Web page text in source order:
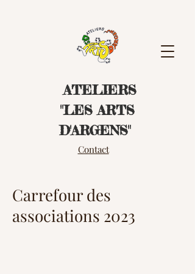
ATELIERS
"LES ARTS
D'ARGENS"
Contact
Carrefour des
associations 2023